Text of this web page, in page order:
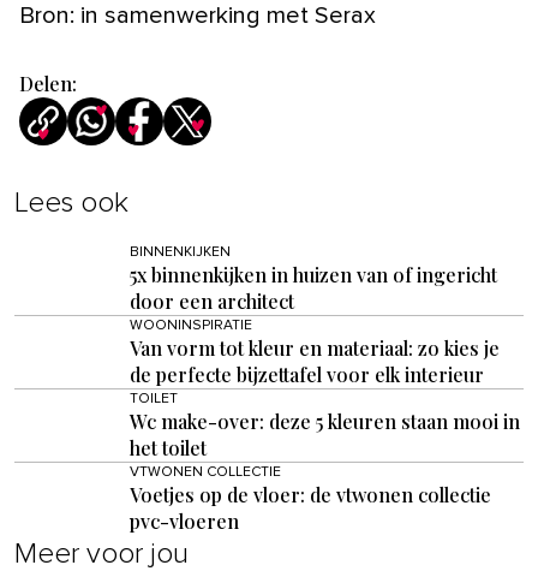
Bron: in samenwerking met Serax
Delen:
Lees ook
BINNENKIJKEN
5x binnenkijken in huizen van of ingericht
door een architect
WOONINSPIRATIE
Van vorm tot kleur en materiaal: zo kies je
de perfecte bijzettafel voor elk interieur
TOILET
Wc make-over: deze 5 kleuren staan mooi in
het toilet
VTWONEN COLLECTIE
Voetjes op de vloer: de vtwonen collectie
pvc-vloeren
Meer voor jou